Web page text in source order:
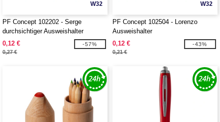
W32
PF Concept 102202 - Serge
durchsichtiger Ausweishalter
0,12 €
0,27 €
-57%
W32
PF Concept 102504 - Lorenzo
Ausweishalter
0,12 €
0,21 €
-43%